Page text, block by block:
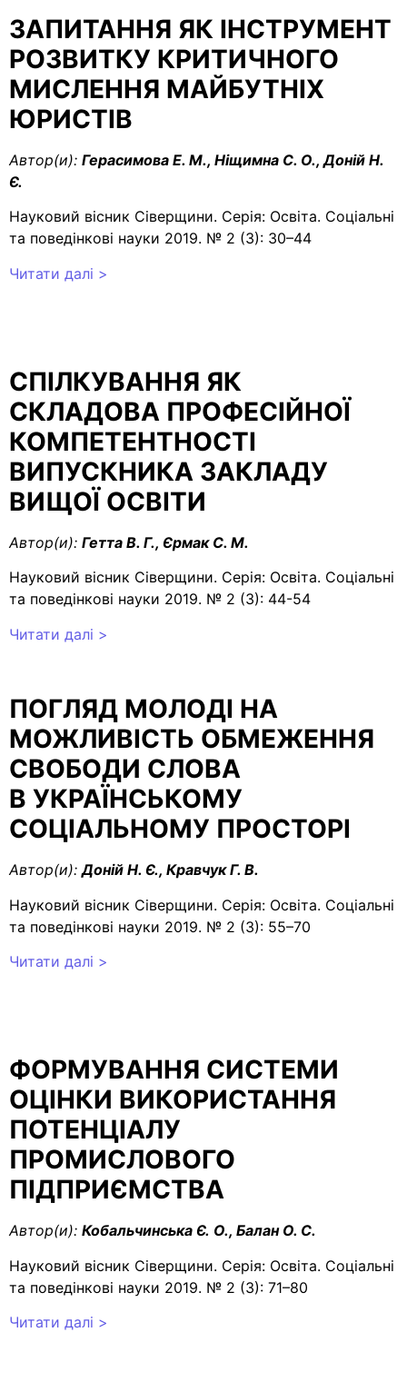
ЗАПИТАННЯ ЯК ІНСТРУМЕНТ
РОЗВИТКУ КРИТИЧНОГО
МИСЛЕННЯ МАЙБУТНІХ
ЮРИСТІВ
Автор(и): Герасимова Е. М., Ніщимна С. О., Доній Н.
Є.
Науковий вісник Сіверщини. Серія: Освіта. Соціальні
та поведінкові науки 2019. № 2 (3): 30–44
Читати далі >
СПІЛКУВАННЯ ЯК
СКЛАДОВА ПРОФЕСІЙНОЇ
КОМПЕТЕНТНОСТІ
ВИПУСКНИКА ЗАКЛАДУ
ВИЩОЇ ОСВІТИ
Автор(и): Гетта В. Г., Єрмак С. М.
Науковий вісник Сіверщини. Серія: Освіта. Соціальні
та поведінкові науки 2019. № 2 (3): 44-54
Читати далі >
ПОГЛЯД МОЛОДІ НА
МОЖЛИВІСТЬ ОБМЕЖЕННЯ
СВОБОДИ СЛОВА
В УКРАЇНСЬКОМУ
СОЦІАЛЬНОМУ ПРОСТОРІ
Автор(и): Доній Н. Є., Кравчук Г. В.
Науковий вісник Сіверщини. Серія: Освіта. Соціальні
та поведінкові науки 2019. № 2 (3): 55–70
Читати далі >
ФОРМУВАННЯ СИСТЕМИ
ОЦІНКИ ВИКОРИСТАННЯ
ПОТЕНЦІАЛУ
ПРОМИСЛОВОГО
ПІДПРИЄМСТВА
Автор(и): Кобальчинська Є. О., Балан О. С.
Науковий вісник Сіверщини. Серія: Освіта. Соціальні
та поведінкові науки 2019. № 2 (3): 71–80
Читати далі >